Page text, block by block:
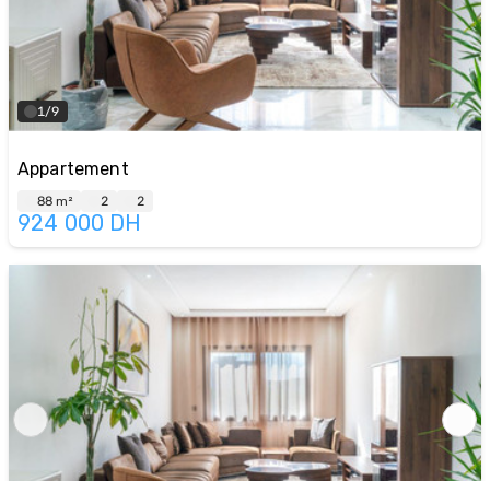
1/9
Appartement
88 m² 2 2
924 000 DH